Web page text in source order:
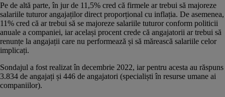
Pe de altă parte, în jur de 11,5% cred că firmele ar trebui să majoreze
salariile tuturor angajaților direct proporțional cu inflația. De asemenea,
11% cred că ar trebui să se majoreze salariile tuturor conform politicii
anuale a companiei, iar același procent crede că angajatorii ar trebui să
renunțe la angajații care nu performează și să mărească salariile celor
implicați.
Sondajul a fost realizat în decembrie 2022, iar pentru acesta au răspuns
3.834 de angajați și 446 de angajatori (specialiști în resurse umane ai
companiilor).